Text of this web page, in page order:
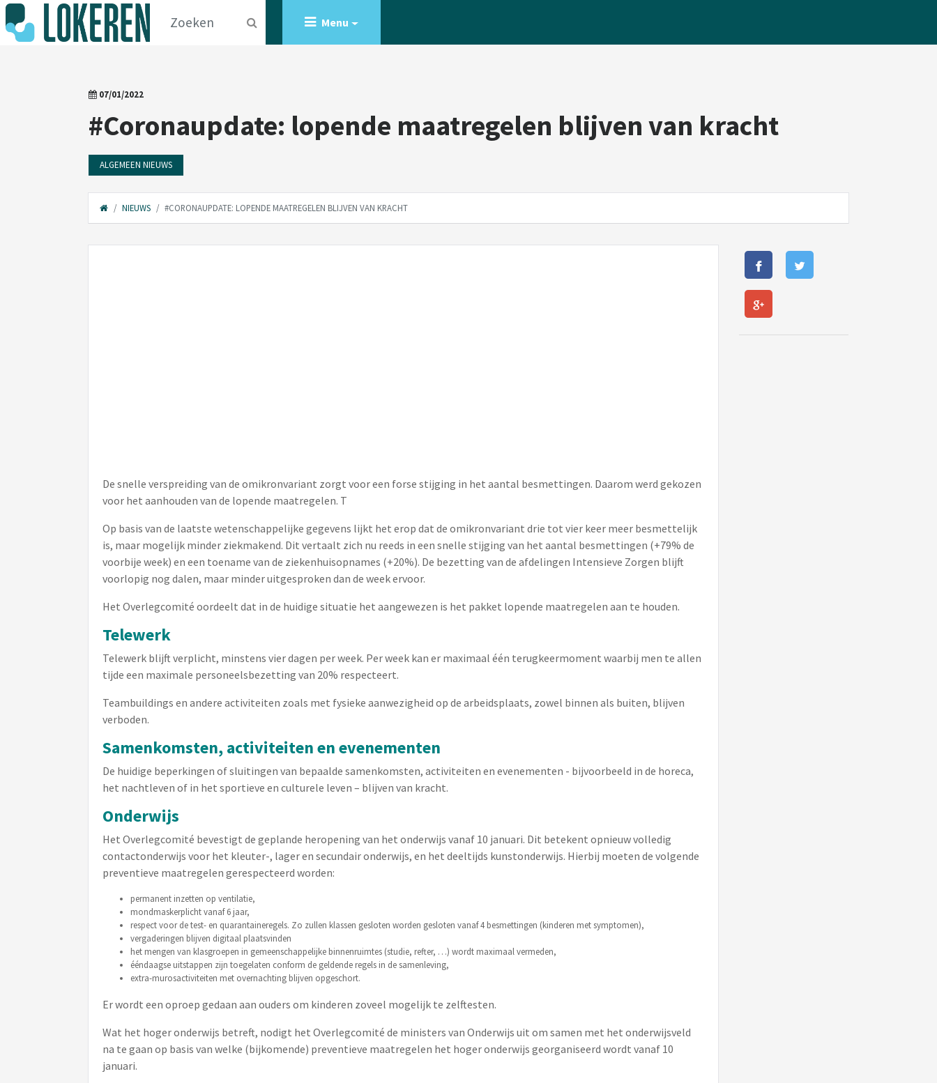
Menu
07/01/2022
#Coronaupdate: lopende maatregelen blijven van kracht
ALGEMEEN NIEUWS
NIEUWS #CORONAUPDATE: LOPENDE MAATREGELEN BLIJVEN VAN KRACHT
De snelle verspreiding van de omikronvariant zorgt voor een forse stijging in het aantal besmettingen. Daarom werd gekozen
voor het aanhouden van de lopende maatregelen. T
Op basis van de laatste wetenschappelijke gegevens lijkt het erop dat de omikronvariant drie tot vier keer meer besmettelijk
is, maar mogelijk minder ziekmakend. Dit vertaalt zich nu reeds in een snelle stijging van het aantal besmettingen (+79% de
voorbije week) en een toename van de ziekenhuisopnames (+20%). De bezetting van de afdelingen Intensieve Zorgen blijft
voorlopig nog dalen, maar minder uitgesproken dan de week ervoor.
Het Overlegcomité oordeelt dat in de huidige situatie het aangewezen is het pakket lopende maatregelen aan te houden.
Telewerk
Telewerk blijft verplicht, minstens vier dagen per week. Per week kan er maximaal één terugkeermoment waarbij men te allen
tijde een maximale personeelsbezetting van 20% respecteert.
Teambuildings en andere activiteiten zoals met fysieke aanwezigheid op de arbeidsplaats, zowel binnen als buiten, blijven
verboden.
Samenkomsten, activiteiten en evenementen
De huidige beperkingen of sluitingen van bepaalde samenkomsten, activiteiten en evenementen - bijvoorbeeld in de horeca,
het nachtleven of in het sportieve en culturele leven – blijven van kracht.
Onderwijs
Het Overlegcomité bevestigt de geplande heropening van het onderwijs vanaf 10 januari. Dit betekent opnieuw volledig
contactonderwijs voor het kleuter-, lager en secundair onderwijs, en het deeltijds kunstonderwijs. Hierbij moeten de volgende
preventieve maatregelen gerespecteerd worden:
permanent inzetten op ventilatie,
mondmaskerplicht vanaf 6 jaar,
respect voor de test- en quarantaineregels. Zo zullen klassen gesloten worden gesloten vanaf 4 besmettingen (kinderen met symptomen),
vergaderingen blijven digitaal plaatsvinden
het mengen van klasgroepen in gemeenschappelijke binnenruimtes (studie, refter, …) wordt maximaal vermeden,
ééndaagse uitstappen zijn toegelaten conform de geldende regels in de samenleving,
extra-murosactiviteiten met overnachting blijven opgeschort.
Er wordt een oproep gedaan aan ouders om kinderen zoveel mogelijk te zelftesten.
Wat het hoger onderwijs betreft, nodigt het Overlegcomité de ministers van Onderwijs uit om samen met het onderwijsveld
na te gaan op basis van welke (bijkomende) preventieve maatregelen het hoger onderwijs georganiseerd wordt vanaf 10
januari.